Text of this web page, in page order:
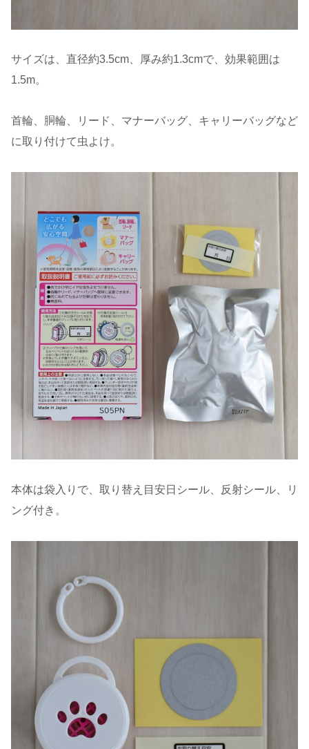
サイズは、直径約3.5cm、厚み約1.3cmで、効果範囲は
1.5m。
首輪、胴輪、リード、マナーバッグ、キャリーバッグなど
に取り付けて虫よけ。
本体は袋入りで、取り替え目安日シール、反射シール、リ
ング付き。